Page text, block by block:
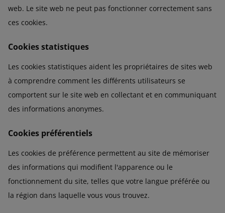
web. Le site web ne peut pas fonctionner correctement sans
ces cookies.
Cookies statistiques
Les cookies statistiques aident les propriétaires de sites web
à comprendre comment les différents utilisateurs se
comportent sur le site web en collectant et en communiquant
des informations anonymes.
Cookies préférentiels
Les cookies de préférence permettent au site de mémoriser
des informations qui modifient l'apparence ou le
fonctionnement du site, telles que votre langue préférée ou
la région dans laquelle vous vous trouvez.